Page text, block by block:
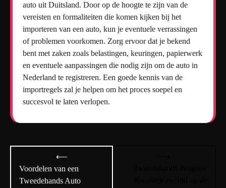
auto uit Duitsland. Door op de hoogte te zijn van de
vereisten en formaliteiten die komen kijken bij het
importeren van een auto, kun je eventuele verrassingen
of problemen voorkomen. Zorg ervoor dat je bekend
bent met zaken zoals belastingen, keuringen, papierwerk
en eventuele aanpassingen die nodig zijn om de auto in
Nederland te registreren. Een goede kennis van de
importregels zal je helpen om het proces soepel en
succesvol te laten verlopen.
navigatie
⟵
Voordelen van een
Tweedehands Auto